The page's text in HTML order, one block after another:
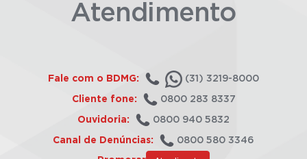
Atendimento
Fale com o BDMG: (31) 3219-8000
Cliente fone: 0800 283 8337
Ouvidoria: 0800 940 5832
Canal de Denúncias: 0800 580 3346